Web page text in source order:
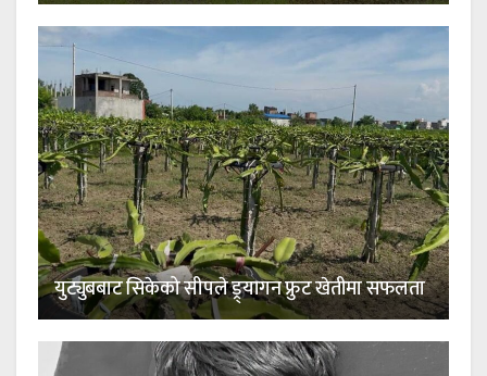
युट्युबबाट सिकेको सीपले ड्र्यागन फ्रुट खेतीमा सफलता